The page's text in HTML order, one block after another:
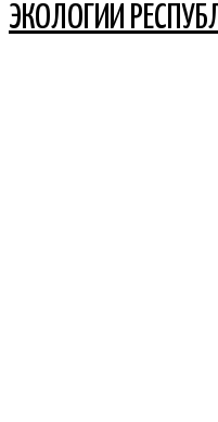
ЭКОЛОГИИ